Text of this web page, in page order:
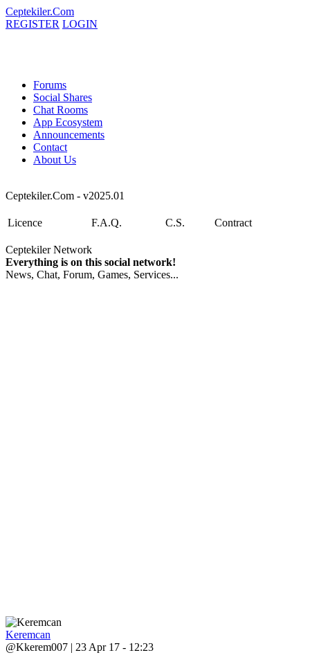
Ceptekiler.Com
REGISTER LOGIN
Forums
Social Shares
Chat Rooms
App Ecosystem
Announcements
Contact
About Us
Ceptekiler.Com - v2025.01
Licence F.A.Q. C.S. Contract
Ceptekiler Network
Everything is on this social network!
News, Chat, Forum, Games, Services...
Keremcan
@Kkerem007 | 23 Apr 17 - 12:23